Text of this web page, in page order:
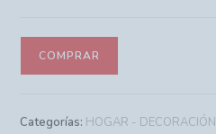
COMPRAR
Categorías: HOGAR - DECORACIÓN